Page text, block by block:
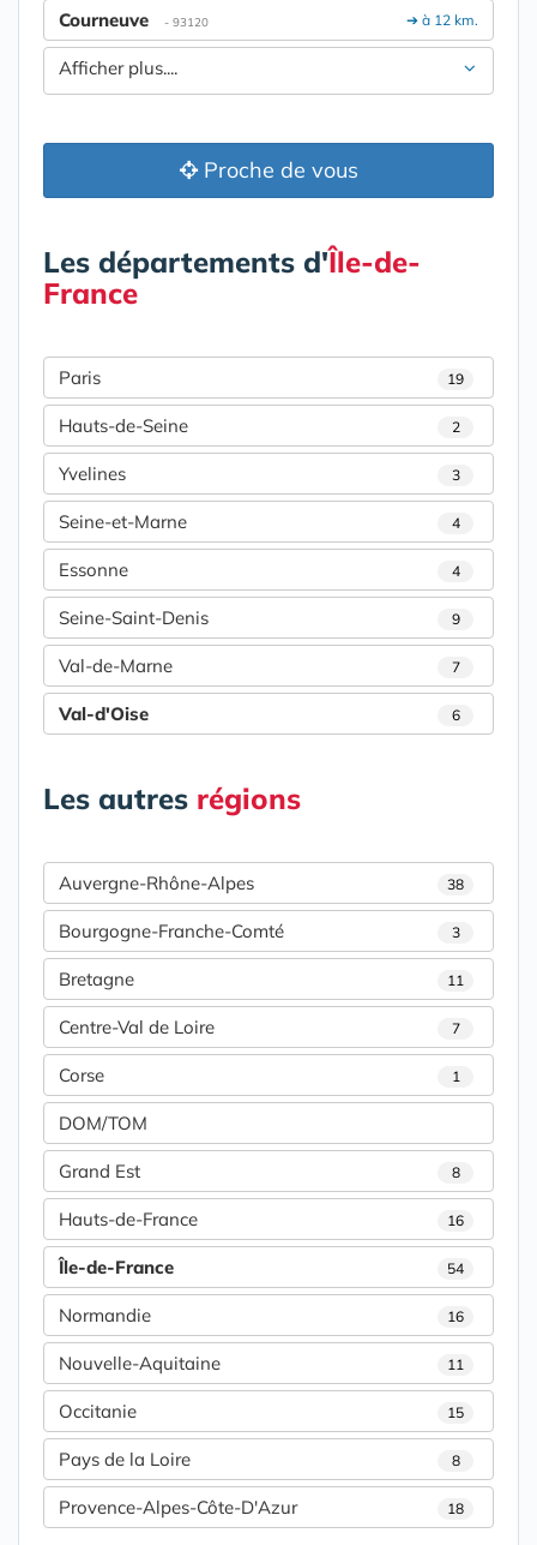
➔ à 12 km.
Courneuve - 93120
Afficher plus....
Proche de vous
Les départements d'Île-de-
France
Paris 19
Hauts-de-Seine 2
Yvelines 3
Seine-et-Marne 4
Essonne 4
Seine-Saint-Denis 9
Val-de-Marne 7
Val-d'Oise 6
Les autres régions
Auvergne-Rhône-Alpes 38
Bourgogne-Franche-Comté 3
Bretagne 11
Centre-Val de Loire 7
Corse 1
DOM/TOM
Grand Est 8
Hauts-de-France 16
Île-de-France 54
Normandie 16
Nouvelle-Aquitaine 11
Occitanie 15
Pays de la Loire 8
Provence-Alpes-Côte-D'Azur 18